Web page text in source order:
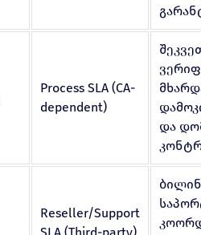
Process SLA (CA-
dependent)
და
Reseller/Support